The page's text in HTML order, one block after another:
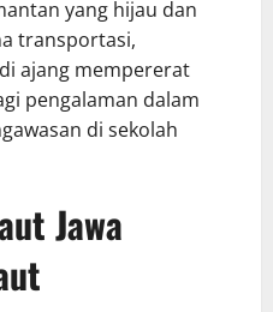
yang hijau dan
transportasi,
ajang mempererat
pengalaman dalam
di sekolah
Jawa